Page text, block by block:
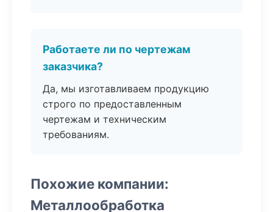
Работаете ли по чертежам
заказчика?
Да, мы изготавливаем продукцию
строго по предоставленным
чертежам и техническим
требованиям.
Похожие компании:
Металлообработка